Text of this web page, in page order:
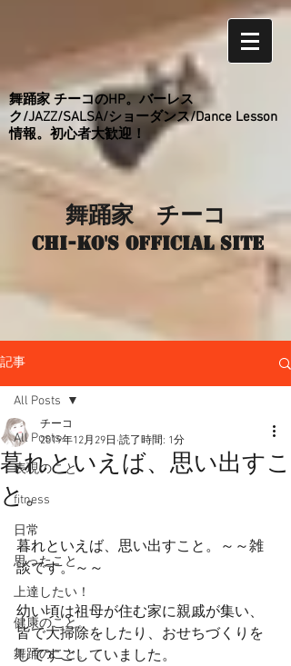
舞踊家 チーコのHP。バーレス
ク/JAZZ/SALSA/ショーダンス/Dance Lesson
情報。初心者大歓迎！
舞踊家 チーコ
Chi-ko's Official site
記事
All Posts
表現のこと
fitness
日常
思ったこと
上達したい！
健康のこと。
舞踊のこと。
All Posts
暮れといえば、思い出すこ
と。
チーコ
2019年12月29日 読了時間: 1分
暮れといえば、思い出すこと。～～雑
談です。～～
幼い頃は祖母が住む家に親戚が集い、
皆で大掃除をしたり、おせちづくりを
してすごしていました。